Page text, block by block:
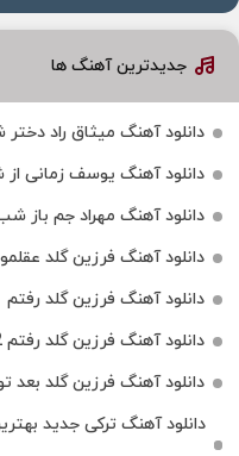
جدیدترین آهنگ ها
دانلود آهنگ میثاق راد
دانلود آهنگ یوسف زمانی
دانلود آهنگ مهراد جم باز
دانلود آهنگ فرزین گلد
دانلود آهنگ فرزین گلد رفتم
دانلود آهنگ فرزین گلد رفتم 2
دانلود آهنگ فرزین گلد بعد
دانلود آهنگ ترکی جدید